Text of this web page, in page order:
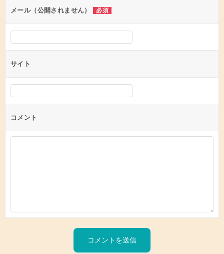
ンメール（公開されません） 必須
サイト
コメント